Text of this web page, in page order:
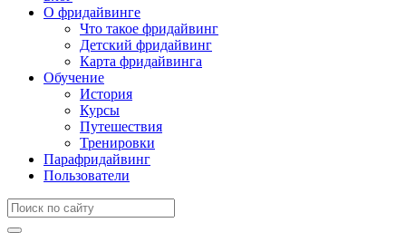
О фридайвинге
Что такое фридайвинг
Детский фридайвинг
Карта фридайвинга
Обучение
История
Курсы
Путешествия
Тренировки
Парафридайвинг
Пользователи